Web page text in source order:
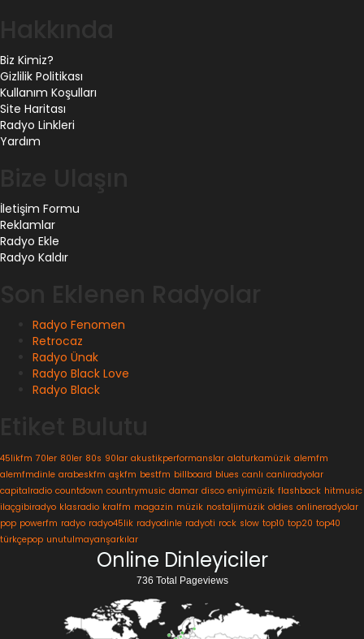
Biz Kimiz?
Gizlilik Politikası
Kullanım Koşulları
Site Haritası
Radyo Linkleri
Yardım
İletişim Formu
Reklamlar
Radyo Ekle
Radyo Kaldır
Radyo Fenomen
Retrocaz
Radyo Ünak
Radyo Black Love
Radyo Black
45likfm 70ler 80ler 80s 90lar akustikperformanslar alaturkamüzik alemfm
alemfmdinle arabeskfm aşkfm bestfm billboard blues canlı canlıradyolar
capitalradio countdown countrymusic damar disco eniyimüzik flashback hitmusic
ilaçgibiradyo klasradio kralfm magazin müzik nostaljimüzik oldies onlineradyolar
pop powerfm radyo radyo45lik radyodinle radyoti rock slow top10 top20 top40
türkçepop unutulmayanşarkılar
Online Dinleyiciler
736 Total Pageviews